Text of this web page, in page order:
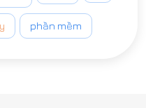
phần mềm